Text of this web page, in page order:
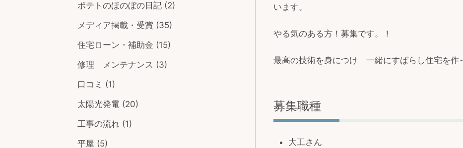
います。
やる気のある方！募集です。！
最高の技術を身につけ 一緒にすばらし住宅を作
募集職種
大工さん
ポテトのほのぼの日記 (2)
メディア掲載・受賞 (35)
住宅ローン・補助金 (15)
修理 メンテナンス (3)
口コミ (1)
太陽光発電 (20)
工事の流れ (1)
平屋 (5)